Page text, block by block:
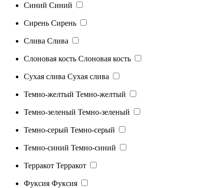
Синий Синий
Сирень Сирень
Слива Слива
Слоновая кость Слоновая кость
Сухая слива Сухая слива
Темно-желтый Темно-желтый
Темно-зеленый Темно-зеленый
Темно-серый Темно-серый
Темно-синий Темно-синий
Терракот Терракот
Фуксия Фуксия